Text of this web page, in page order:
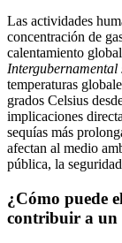
Las actividades
concentración de
calentamiento
temperaturas
grados Celsius
implicaciones
sequías más
afectan al medio
pública, la
¿Cómo puede
contribuir a un